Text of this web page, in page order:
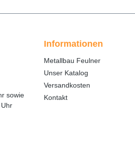
sowie
Informationen
Metallbau Feulner
Unser Katalog
Versandkosten
Kontakt